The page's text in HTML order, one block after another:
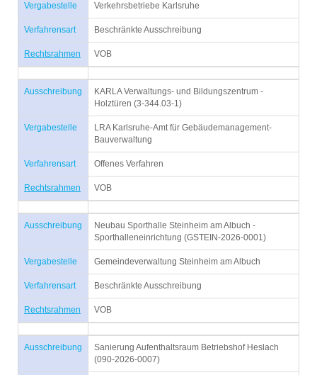
Vergabestelle Verkehrsbetriebe Karlsruhe
Verfahrensart Beschränkte Ausschreibung
Rechtsrahmen VOB
Ausschreibung
KARLA Verwaltungs- und Bildungszentrum -
Holztüren (3-344.03-1)
Vergabestelle
LRA Karlsruhe-Amt für Gebäudemanagement-
Bauverwaltung
Verfahrensart Offenes Verfahren
Rechtsrahmen VOB
Ausschreibung
Neubau Sporthalle Steinheim am Albuch -
Sporthalleneinrichtung (GSTEIN-2026-0001)
Vergabestelle Gemeindeverwaltung Steinheim am Albuch
Verfahrensart Beschränkte Ausschreibung
Rechtsrahmen VOB
Ausschreibung
Sanierung Aufenthaltsraum Betriebshof Heslach
(090-2026-0007)